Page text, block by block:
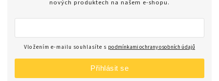
nových produktech na našem e-shopu.
Vložením e-mailu souhlasíte s podmínkami ochrany osobních údajů
Přihlásit se